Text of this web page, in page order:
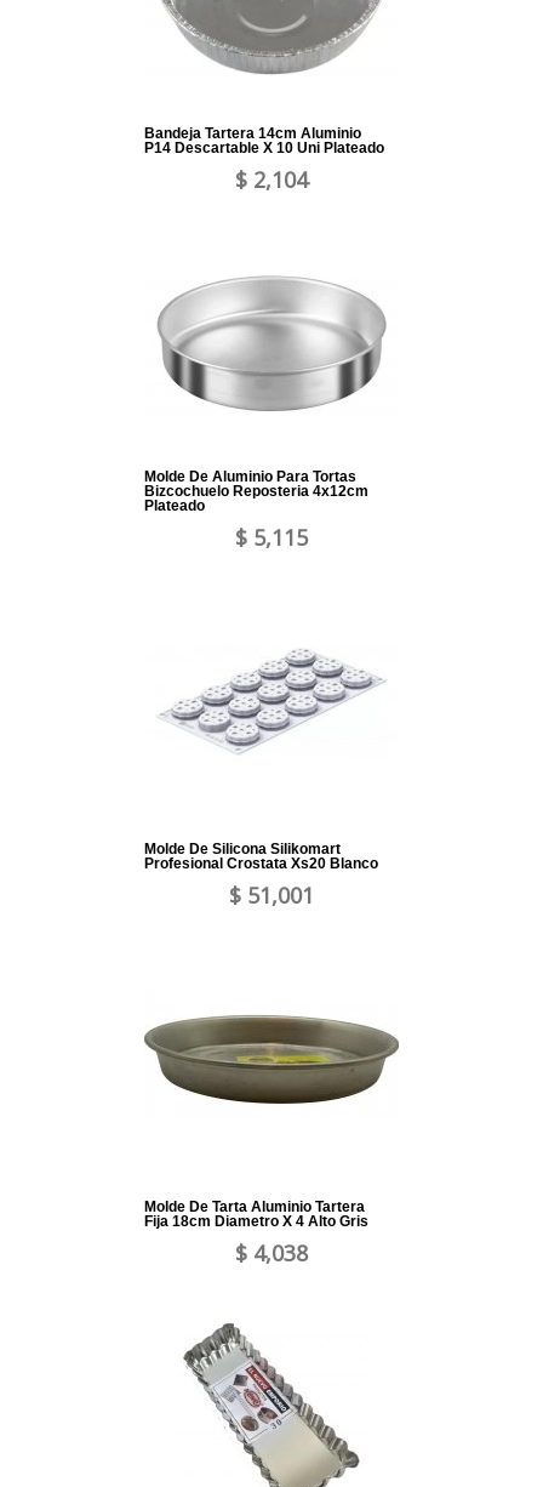
Bandeja Tartera 14cm Aluminio
P14 Descartable X 10 Uni Plateado
$ 2,104
Molde De Aluminio Para Tortas
Bizcochuelo Reposteria 4x12cm
Plateado
$ 5,115
Molde De Silicona Silikomart
Profesional Crostata Xs20 Blanco
$ 51,001
Molde De Tarta Aluminio Tartera
Fija 18cm Diametro X 4 Alto Gris
$ 4,038